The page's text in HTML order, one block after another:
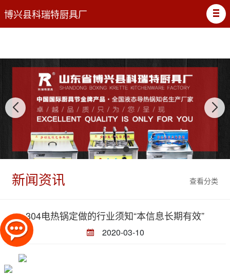
博兴县科瑞特厨具厂
查看分类
新闻资讯
304电热锅定做的行业须知“本信息长期有效”
2020-03-10